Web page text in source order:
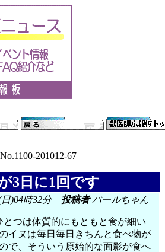
No.1100-201012-67
3日に1回です
日)04時32分 投稿者パールちゃん
とつは体質的にもともと食が細い
イヌは毎日毎日きちんと食べ物が
で、そういう原始的な面影が食へ